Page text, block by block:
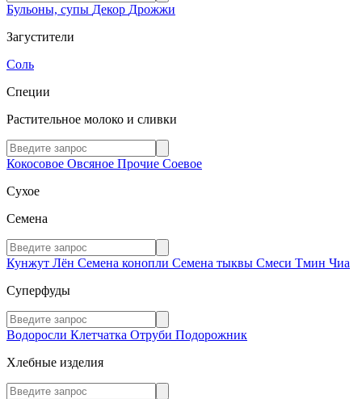
Бульоны, супы Декор Дрожжи
Загустители
Соль
Специи
Растительное молоко и сливки
Кокосовое Овсяное Прочие Соевое
Сухое
Семена
Кунжут Лён Семена конопли Семена тыквы Смеси Тмин Чиа
Суперфуды
Водоросли Клетчатка Отруби Подорожник
Хлебные изделия